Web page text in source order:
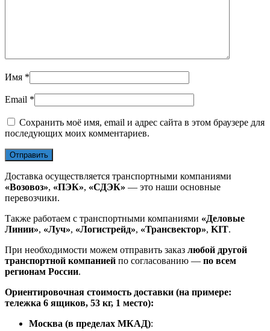
Имя *
Email *
Сохранить моё имя, email и адрес сайта в этом браузере для
последующих моих комментариев.
Доставка осуществляется транспортными компаниями
«Возовоз», «ПЭК», «СДЭК» — это наши основные
перевозчики.
Также работаем с транспортными компаниями «Деловые
Линии», «Луч», «Логистрейд», «Трансвектор», KIT.
При необходимости можем отправить заказ любой другой
транспортной компанией по согласованию — по всем
регионам России.
Ориентировочная стоимость доставки (на примере:
тележка 6 ящиков, 53 кг, 1 место):
Москва (в пределах МКАД):